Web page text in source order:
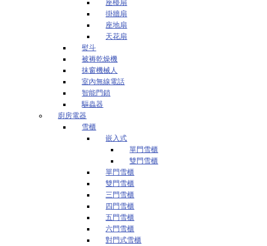
座檯扇
掛牆扇
座地扇
天花扇
熨斗
被褥乾燥機
抹窗機械人
室內無線電話
智能門鎖
驅蟲器
廚房電器
雪櫃
嵌入式
單門雪櫃
雙門雪櫃
單門雪櫃
雙門雪櫃
三門雪櫃
四門雪櫃
五門雪櫃
六門雪櫃
對門式雪櫃